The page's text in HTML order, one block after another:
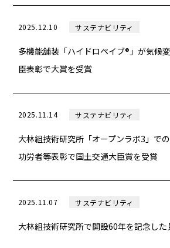
2025.12.10 サステナビリティ
多機能舗装「ハイドロペイブ®」が気候
臣表彰で大賞を受賞
2025.11.14 サステナビリティ
大林組技術研究所「オープンラボ3」で
功労者等表彰で国土交通大臣賞を受賞
2025.11.07 サステナビリティ
大林組技術研究所で開設60年を記念した